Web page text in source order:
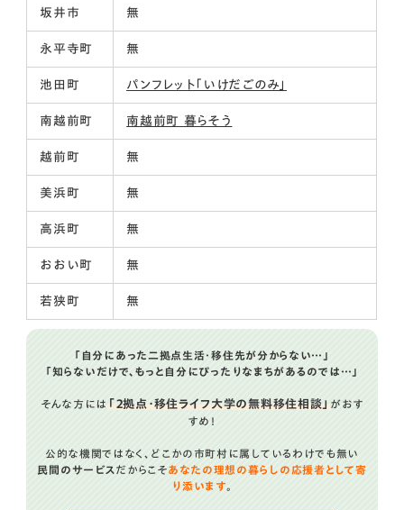
坂井市 無
永平寺町 無
池田町 パンフレット「いけだごのみ」
南越前町 南越前町 暮らそう
越前町 無
美浜町 無
高浜町 無
おおい町 無
若狭町 無
「自分にあった二拠点生活・移住先が分からない…」
「知らないだけで、もっと自分にぴったりなまちがあるのでは…」
そんな方には「２拠点・移住ライフ大学の無料移住相談」がおす
すめ！
公的な機関ではなく、どこかの市町村に属しているわけでも無い
民間のサービスだからこそあなたの理想の暮らしの応援者として寄
り添います。